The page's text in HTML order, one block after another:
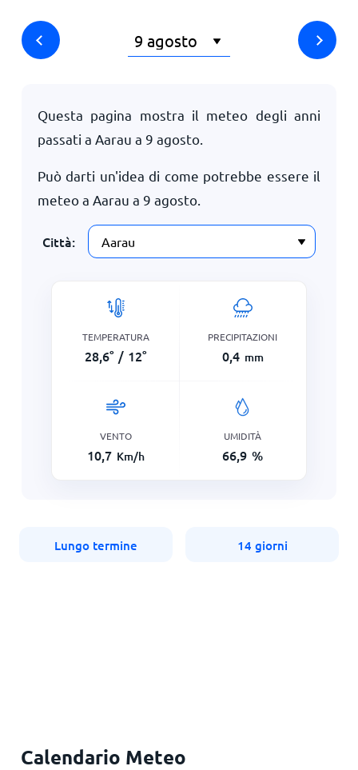
Questa pagina mostra il meteo degli anni
passati a Aarau a 9 agosto.
Può darti un'idea di come potrebbe essere il
meteo a Aarau a 9 agosto.
Città:
TEMPERATURA
28,6° / 12°
PRECIPITAZIONI
0,4 mm
VENTO
10,7 Km/h
UMIDITÀ
66,9 %
Lungo termine 14 giorni
Calendario Meteo